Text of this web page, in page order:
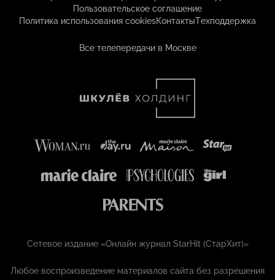
Пользовательское соглашение
Политика использования cookiesКонтактыТехподдержка
Все телепередачи в Москве
Сетевое издание «Онлайн журнал StarHit (СтарХит)»
Любое воспроизведение материалов сайта без разрешения